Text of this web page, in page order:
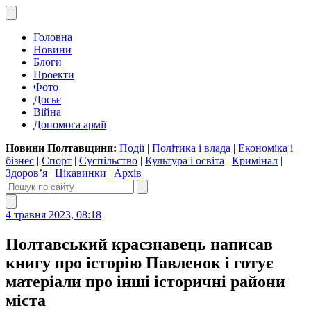
Головна
Новини
Блоги
Проекти
Фото
Досьє
Війна
Допомога армії
Новини Полтавщини: Події| Політика і влада | Економіка і
бізнес | Спорт | Суспільство | Культура і освіта | Кримінал |
Здоров’я | Цікавинки | Архів
4 травня 2023, 08:18
Полтавський краєзнавець написав
книгу про історію Павленок і готує
матеріали про інші історичні райони
міста